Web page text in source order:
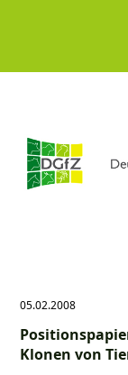
05.02.2008
Klonen von